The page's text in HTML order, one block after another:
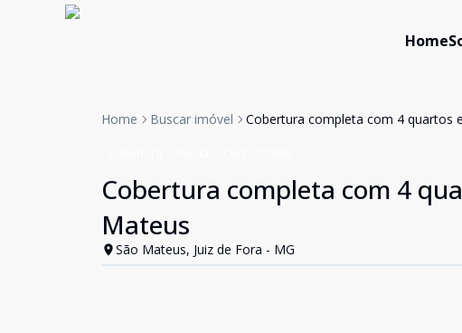
Home
Home Buscar imóvel Cobertura completa com 4 quartos
Cobertura completa com 4
Mateus
São Mateus, Juiz de Fora - MG